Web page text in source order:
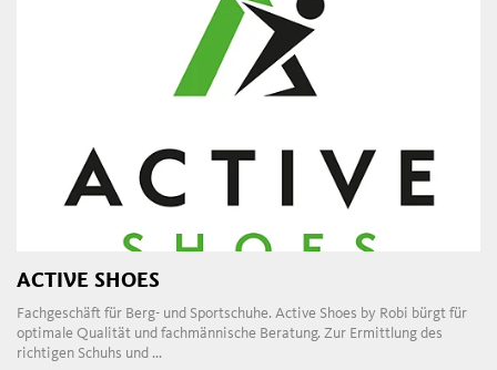
ACTIVE SHOES
Fachgeschäft für Berg- und Sportschuhe. Active Shoes by Robi bürgt für
optimale Qualität und fachmännische Beratung. Zur Ermittlung des
richtigen Schuhs und ...